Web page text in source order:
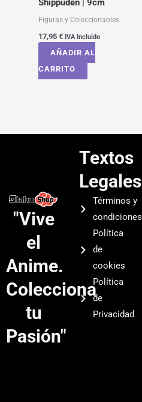
Shippuden | 9cm
Figuras y Coleccionables
17,95 € IVA Incluído
AÑADIR AL
CARRITO
"Vive
el
Anime.
Colecciona
tu
Pasión"
Textos
Legales
Términos y
condiciones
Política
de
cookies
Política
de
Privacidad